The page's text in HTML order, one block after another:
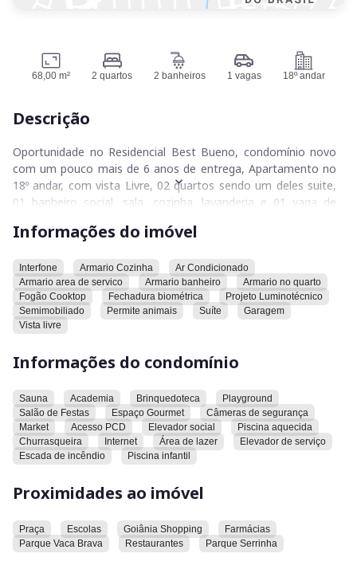
68,00 m² 2 quartos 2 banheiros 1 vagas 18º andar
Descrição
Oportunidade no Residencial Best Bueno, condomínio novo
com um pouco mais de 6 anos de entrega, Apartamento no
18º andar, com vista Livre, 02 quartos sendo um deles suite,
01 banheiro social, sala, cozinha, lavanderia e 01 vaga de
condicionado em todos os ambientes, cooktop, coifa! Imóvel
infantil aquecida, área gourmet com churrasqueira, salão de
festa, brinquedoteca, sauna, hidromassagem, academia
equipada! Localizado em umas das melhores regiões do setor
Bueno, próximo supermercado, escola, farmácia,
Informações do imóvel
Interfone Armario Cozinha
Ar Condicionado
Armario area de servico
Armario banheiro
Armario no quarto
Fogão Cooktop
Fechadura biométrica
Projeto Luminotécnico
Semimobiliado
Permite animais Suíte
Garagem
Vista livre
Informações do condomínio
Sauna Academia Brinquedoteca
Playground
Salão de Festas
Espaço Gourmet
Câmeras de segurança
Market
Acesso PCD Elevador social
Piscina aquecida
Churrasqueira
Internet Área de lazer
Elevador de serviço
Escada de incêndio
Piscina infantil
Proximidades ao imóvel
Praça Escolas Goiânia Shopping
Farmácias
Parque Vaca Brava
Restaurantes Parque Serrinha